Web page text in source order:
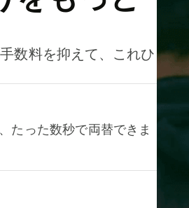
数料を抑えて、これひ
たった数秒で両替できま